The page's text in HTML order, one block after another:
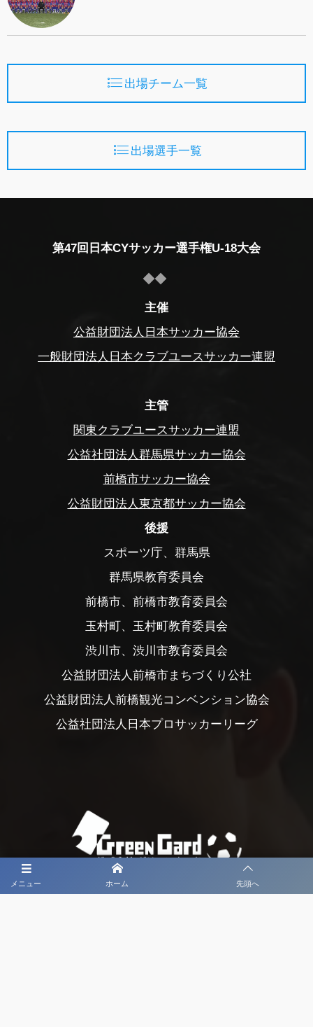
出場チーム一覧
出場選手一覧
メニュー ホーム 先頭へ
第47回日本CYサッカー選手権U-18大会
主催
公益財団法人日本サッカー協会
一般財団法人日本クラブユースサッカー連盟
主管
関東クラブユースサッカー連盟
公益社団法人群馬県サッカー協会
前橋市サッカー協会
公益財団法人東京都サッカー協会
後援
スポーツ庁、群馬県
群馬県教育委員会
前橋市、前橋市教育委員会
玉村町、玉村町教育委員会
渋川市、渋川市教育委員会
公益財団法人前橋市まちづくり公社
公益財団法人前橋観光コンベンション協会
公益社団法人日本プロサッカーリーグ